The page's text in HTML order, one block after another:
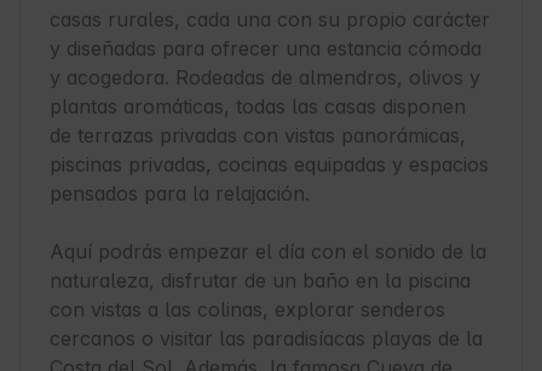
casas rurales, cada una con su propio carácter
y diseñadas para ofrecer una estancia cómoda
y acogedora. Rodeadas de almendros, olivos y
plantas aromáticas, todas las casas disponen
de terrazas privadas con vistas panorámicas,
piscinas privadas, cocinas equipadas y espacios
pensados para la relajación.
Aquí podrás empezar el día con el sonido de la
naturaleza, disfrutar de un baño en la piscina
con vistas a las colinas, explorar senderos
cercanos o visitar las paradisíacas playas de la